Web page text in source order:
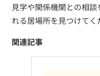
見学や関係機関との相
れる居場所を見つけてく
関連記事